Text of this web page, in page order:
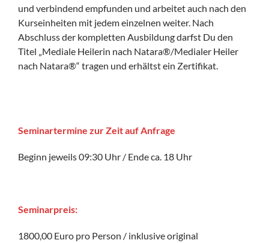
und verbindend empfunden und arbeitet auch nach den
Kurseinheiten mit jedem einzelnen weiter. Nach
Abschluss der kompletten Ausbildung darfst Du den
Titel „Mediale Heilerin nach Natara®/Medialer Heiler
nach Natara®“ tragen und erhältst ein Zertifikat.
Seminartermine zur Zeit auf Anfrage
Beginn jeweils 09:30 Uhr / Ende ca. 18 Uhr
Seminarpreis:
1800,00 Euro pro Person / inklusive original